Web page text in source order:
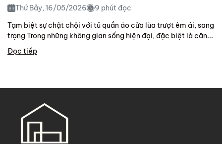
Thứ Bảy, 16/05/2026
9 phút đọc
Tạm biệt sự chật chội với tủ quần áo cửa lùa trượt êm ái, sang
trọng Trong những không gian sống hiện đại, đặc biệt là căn...
Đọc tiếp